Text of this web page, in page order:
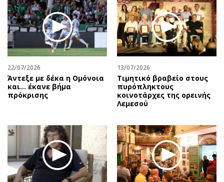
Real Estate
Επιχειρήσεις
Αγορές
Money Review
AstroBank Properties
Trends
Ενέργεια
Περιβάλλον
Κόσμος
Παράξενα
Οικονομία
Γενικά
Αναδρομές
Πρόσωπα
Περιβάλλον
Good Life
Γυναίκα
Ταξίδια
Συνταγές
Έξοδος
Media
22/07/2026
Άντεξε με δέκα η Ομόνοια
και... έκανε βήμα
πρόκρισης
13/07/2026
Τιμητικό βραβείο στους
πυρόπληκτους
κοινοτάρχες της ορεινής
Λεμεσού